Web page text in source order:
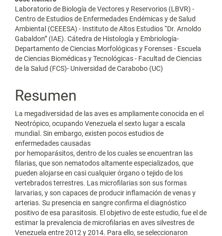
Laboratorio de Biología de Vectores y Reservorios (LBVR) -
Centro de Estudios de Enfermedades Endémicas y de Salud
Ambiental (CEEESA) - Instituto de Altos Estudios “Dr. Arnoldo
Gabaldon” (IAE). Cátedra de Histología y Embriología-
Departamento de Ciencias Morfológicas y Forenses - Escuela
de Ciencias Biomédicas y Tecnológicas - Facultad de Ciencias
de la Salud (FCS)- Universidad de Carabobo (UC)
Resumen
La megadiversidad de las aves es ampliamente conocida en el
Neotrópico, ocupando Venezuela el sexto lugar a escala
mundial. Sin embargo, existen pocos estudios de
enfermedades causadas
por hemoparásitos, dentro de los cuales se encuentran las
filarias, que son nematodos altamente especializados, que
pueden alojarse en casi cualquier órgano o tejido de los
vertebrados terrestres. Las microfilarias son sus formas
larvarias, y son capaces de producir inflamación de venas y
arterias. Su presencia en sangre confirma el diagnóstico
positivo de esa parasitosis. El objetivo de este estudio, fue el de
estimar la prevalencia de microfilarias en aves silvestres de
Venezuela entre 2012 y 2014. Para ello, se seleccionaron